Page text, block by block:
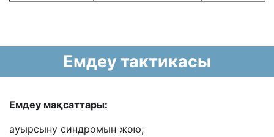
Емдеу тактикасы
Емдеу мақсаттары:
ауырсыну синдромын жою;